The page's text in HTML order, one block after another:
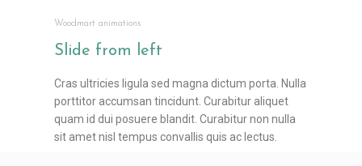
Woodmart animations
Slide from left
Cras ultricies ligula sed magna dictum porta. Nulla
porttitor accumsan tincidunt. Curabitur aliquet
quam id dui posuere blandit. Curabitur non nulla
sit amet nisl tempus convallis quis ac lectus.